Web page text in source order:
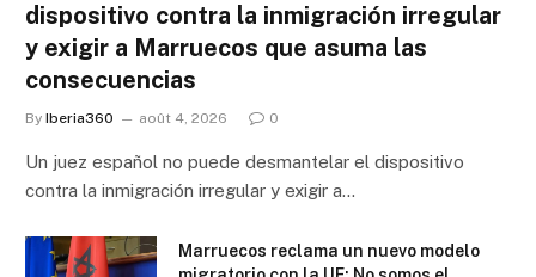
dispositivo contra la inmigración irregular
y exigir a Marruecos que asuma las
consecuencias
By Iberia360 août 4, 2026 0
Un juez español no puede desmantelar el dispositivo
contra la inmigración irregular y exigir a…
Marruecos reclama un nuevo modelo